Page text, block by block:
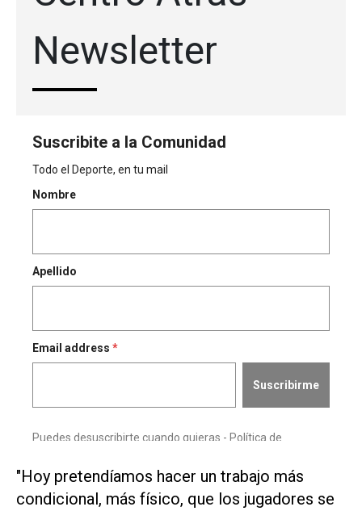
"Hoy ​pretendíamos hacer un trabajo ⁠más
condicional, más físico, que los jugadores se